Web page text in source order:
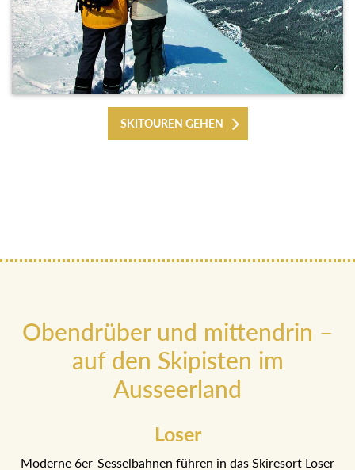
SKITOUREN GEHEN
Obendrüber und mittendrin –
auf den Skipisten im
Ausseerland
Loser
Moderne 6er-Sesselbahnen führen in das Skiresort Loser